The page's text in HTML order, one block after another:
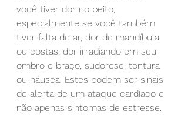
você tiver dor no peito,
especialmente se você também
tiver falta de ar, dor de mandíbula
ou costas, dor irradiando em seu
ombro e braço, sudorese, tontura
ou náusea. Estes podem ser sinais
de alerta de um ataque cardíaco e
não apenas sintomas de estresse.